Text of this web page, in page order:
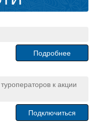
Подробнее
к акции
Подключиться